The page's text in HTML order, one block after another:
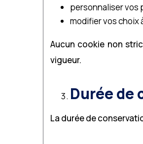
personnaliser vos
modifier vos choix
Aucun cookie non
vigueur.
Durée de
La durée de